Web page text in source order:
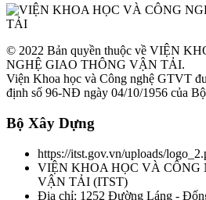
© 2022 Bản quyền thuộc về VIỆN
NGHỆ GIAO THÔNG VẬN TẢI.
Viện Khoa học và Công nghệ GTVT
định số 96-NĐ ngày 04/10/1956 của
Bộ Xây Dựng
https://itst.gov.vn/uploads/
VIỆN KHOA HỌC VÀ CÔNG
VẬN TẢI (ITST)
Địa chỉ: 1252 Đường Láng -